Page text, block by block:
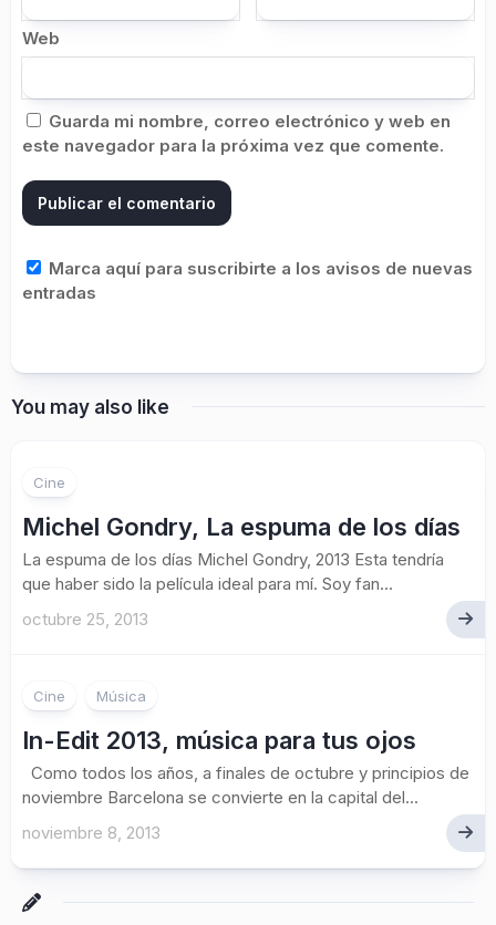
Web
Guarda mi nombre, correo electrónico y web en
este navegador para la próxima vez que comente.
Marca aquí para suscribirte a los avisos de nuevas
entradas
You may also like
Cine
Michel Gondry, La espuma de los días
La espuma de los días Michel Gondry, 2013 Esta tendría
que haber sido la película ideal para mí. Soy fan...
octubre 25, 2013
Cine Música
In-Edit 2013, música para tus ojos
Como todos los años, a finales de octubre y principios de
noviembre Barcelona se convierte en la capital del...
noviembre 8, 2013